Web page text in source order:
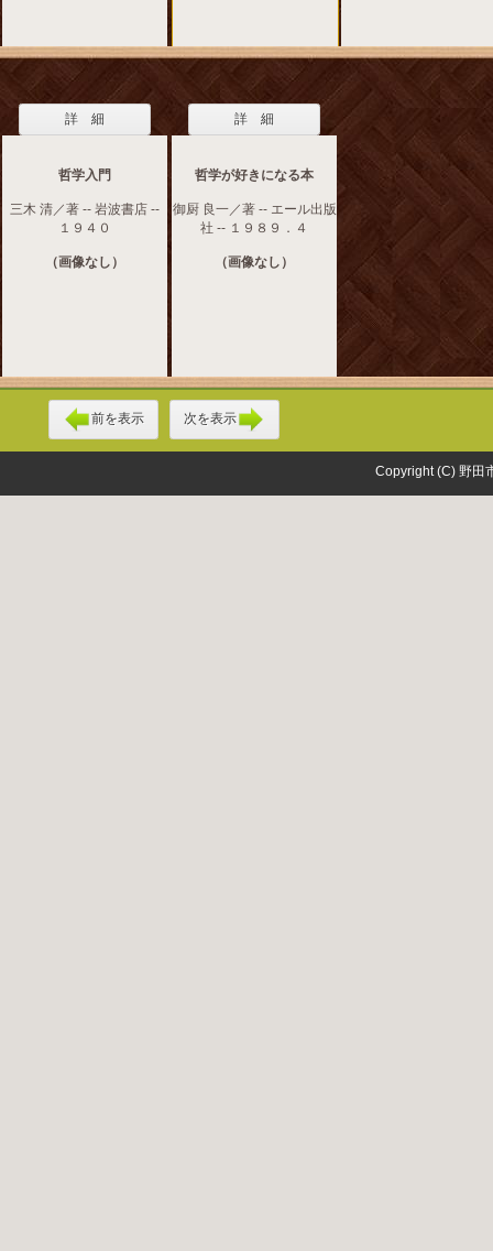
詳 細
哲学入門
三木 清／著 -- 岩波書店 --
１９４０
（画像なし）
詳 細
哲学が好きになる本
御厨 良一／著 -- エール出版
社 -- １９８９．４
（画像なし）
前を表示 次を表示
Copyright (C) 野田